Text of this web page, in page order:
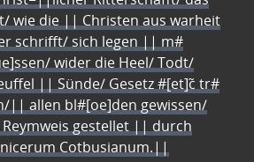
wie die || Christen aus warheit
schrifft/ sich legen || m#
wider die Heel/ Todt/
|| Sünde/ Gesetz #[et]c̃ tr#
|| allen bl#[oe]den gewissen/
gestellet || durch
Cotbusianum.||